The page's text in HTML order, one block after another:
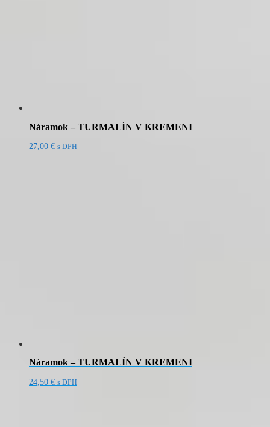
Náramok – TURMALÍN V KREMENI
27,00 € s DPH
Náramok – TURMALÍN V KREMENI
24,50 € s DPH